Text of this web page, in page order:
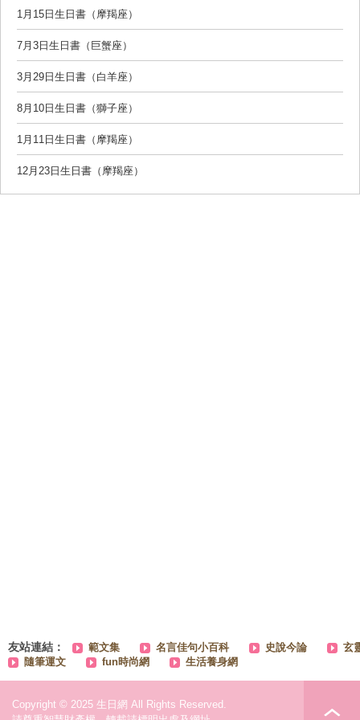
1月15日生日書（摩羯座）
7月3日生日書（巨蟹座）
3月29日生日書（白羊座）
8月10日生日書（獅子座）
1月11日生日書（摩羯座）
12月23日生日書（摩羯座）
友站連結： 範文集 名言佳句小百科 史說今論
玄
隨筆運文
fun時尚網 生活養身網
Copyright © 2025 生日網 All Rights Reserved.